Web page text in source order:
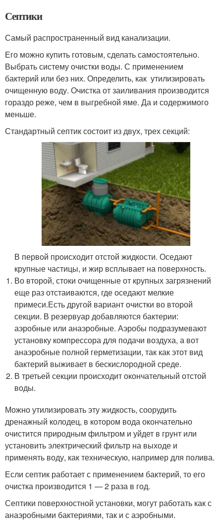
Септики
Самый распространенный вид канализации.
Его можно купить готовым, сделать самостоятельно.
Выбрать систему очистки воды. С применением
бактерий или без них. Определить, как утилизировать
очищенную воду. Очистка от заиливания производится
гораздо реже, чем в выгребной яме. Да и содержимого
меньше.
Стандартный септик состоит из двух, трех секций:
В первой происходит отстой жидкости. Оседают
крупные частицы, и жир всплывает на поверхность.
Во второй, стоки очищенные от крупных загрязнений
еще раз отстаиваются, где оседают мелкие
примеси.Есть другой вариант очистки во второй
секции. В резервуар добавляются бактерии:
аэробные или анаэробные. Аэробы подразумевают
установку компрессора для подачи воздуха, а вот
анаэробные полной герметизации, так как этот вид
бактерий выживает в бескислородной среде.
В третьей секции происходит окончательный отстой
воды.
Можно утилизировать эту жидкость, соорудить
дренажный колодец, в котором вода окончательно
очистится природным фильтром и уйдет в грунт или
установить электрический фильтр на выходе и
применять воду, как техническую, например для полива.
Если септик работает с применением бактерий, то его
очистка производится 1 — 2 раза в год.
Септики поверхностной установки, могут работать как с
анаэробными бактериями, так и с аэробными.